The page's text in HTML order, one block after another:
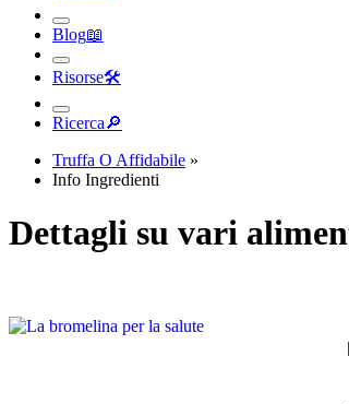
Blog📖︎
Risorse🛠︎
Ricerca🔎︎
Truffa O Affidabile »
Info Ingredienti
Dettagli su vari